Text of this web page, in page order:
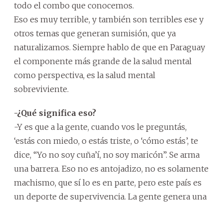
todo el combo que conocemos.
Eso es muy terrible, y también son terribles ese y
otros temas que generan sumisión, que ya
naturalizamos. Siempre hablo de que en Paraguay
el componente más grande de la salud mental
como perspectiva, es la salud mental
sobreviviente.
-¿Qué significa eso?
-Y es que a la gente, cuando vos le preguntás,
‘estás con miedo, o estás triste, o ‘cómo estás’, te
dice, “Yo no soy cuña’í, no soy maricón”. Se arma
una barrera. Eso no es antojadizo, no es solamente
machismo, que sí lo es en parte, pero este país es
un deporte de supervivencia. La gente genera una